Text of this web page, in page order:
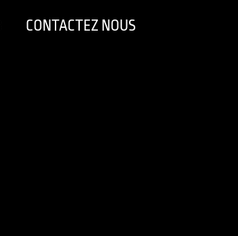
CONTACTEZ NOUS